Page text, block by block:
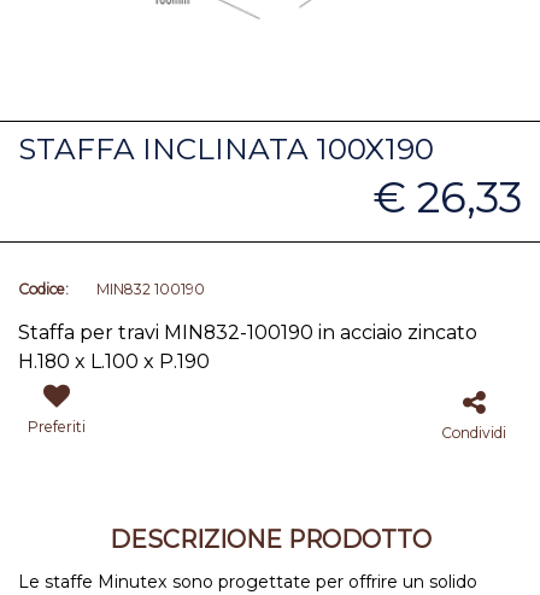
STAFFA INCLINATA 100X190
€ 26,33
Codice: MIN832 100190
Staffa per travi MIN832-100190 in acciaio zincato
H.180 x L.100 x P.190
Preferiti Condividi
DESCRIZIONE PRODOTTO
Le staffe Minutex sono progettate per offrire un solido